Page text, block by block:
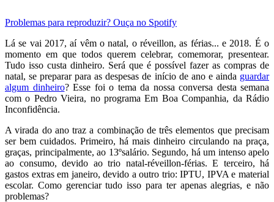
Problemas para reproduzir? Ouça no Spotify
Lá se vai 2017, aí vêm o natal, o réveillon, as férias... e 2018. É o
momento em que todos querem celebrar, comemorar, presentear.
Tudo isso custa dinheiro. Será que é possível fazer as compras de
natal, se preparar para as despesas de início de ano e ainda guardar
algum dinheiro? Esse foi o tema da nossa conversa desta semana
com o Pedro Vieira, no programa Em Boa Companhia, da Rádio
Inconfidência.
A virada do ano traz a combinação de três elementos que precisam
ser bem cuidados. Primeiro, há mais dinheiro circulando na praça,
graças, principalmente, ao 13ºsalário. Segundo, há um intenso apelo
ao consumo, devido ao trio natal-réveillon-férias. E terceiro, há
gastos extras em janeiro, devido a outro trio: IPTU, IPVA e material
escolar. Como gerenciar tudo isso para ter apenas alegrias, e não
problemas?